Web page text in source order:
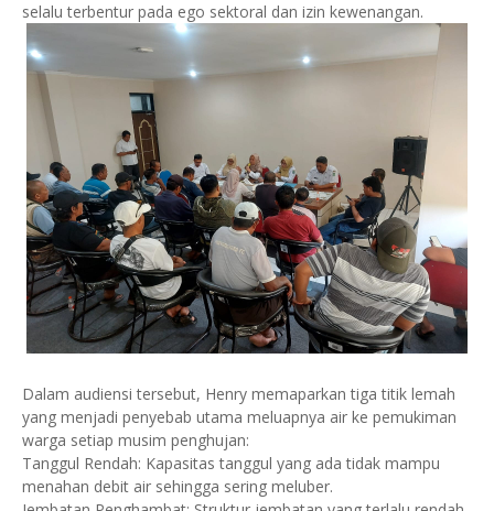
selalu terbentur pada ego sektoral dan izin kewenangan.
Dalam audiensi tersebut, Henry memaparkan tiga titik lemah
yang menjadi penyebab utama meluapnya air ke pemukiman
warga setiap musim penghujan:
Tanggul Rendah: Kapasitas tanggul yang ada tidak mampu
menahan debit air sehingga sering meluber.